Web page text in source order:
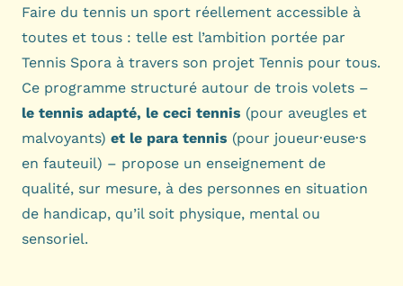
Faire du tennis un sport réellement accessible à
toutes et tous : telle est l’ambition portée par
Tennis Spora à travers son projet Tennis pour tous.
Ce programme structuré autour de trois volets –
le tennis adapté, le ceci tennis (pour aveugles et
malvoyants) et le para tennis (pour joueur·euse·s
en fauteuil) – propose un enseignement de
qualité, sur mesure, à des personnes en situation
de handicap, qu’il soit physique, mental ou
sensoriel.